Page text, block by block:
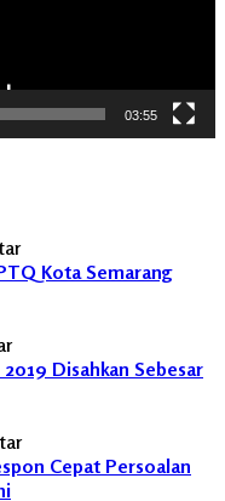
03:55
Kota Semarang
Disahkan Sebesar
Cepat Persoalan